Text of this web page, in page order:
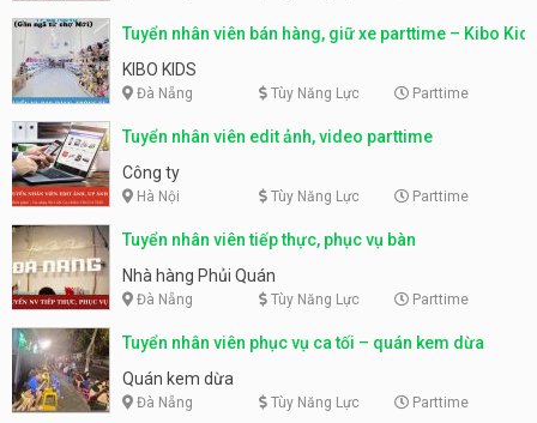
Tuyển nhân viên bán hàng, giữ xe parttime – Kibo Kid
KIBO KIDS
Đà Nẵng Tùy Năng Lực Parttime
Tuyển nhân viên edit ảnh, video parttime
Công ty
Hà Nội Tùy Năng Lực Parttime
Tuyển nhân viên tiếp thực, phục vụ bàn
Nhà hàng Phủi Quán
Đà Nẵng Tùy Năng Lực Parttime
Tuyển nhân viên phục vụ ca tối – quán kem dừa
Quán kem dừa
Đà Nẵng Tùy Năng Lực Parttime